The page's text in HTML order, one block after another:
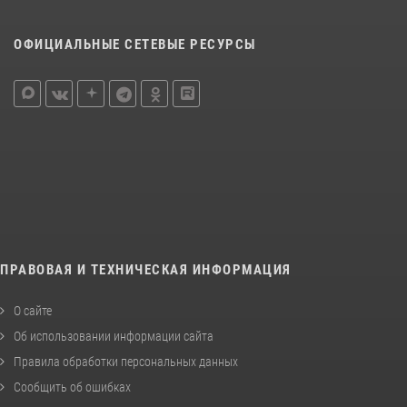
ОФИЦИАЛЬНЫЕ СЕТЕВЫЕ РЕСУРСЫ
ПРАВОВАЯ И ТЕХНИЧЕСКАЯ ИНФОРМАЦИЯ
О сайте
Об использовании информации сайта
Правила обработки персональных данных
Сообщить об ошибках